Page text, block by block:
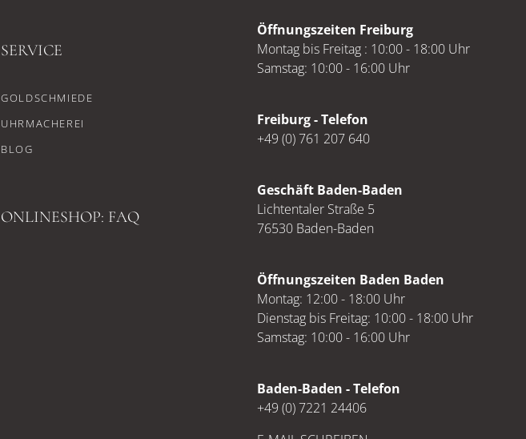
SERVICE
GOLDSCHMIEDE
UHRMACHEREI
BLOG
ONLINESHOP: FAQ
Öffnungszeiten Freiburg
Montag bis Freitag : 10:00 - 18:00 Uhr
Samstag: 10:00 - 16:00 Uhr
Freiburg - Telefon
+49 (0) 761 207 640
Geschäft Baden-Baden
Lichtentaler Straße 5
76530 Baden-Baden
Öffnungszeiten Baden Baden
Montag: 12:00 - 18:00 Uhr
Dienstag bis Freitag: 10:00 - 18:00 Uhr
Samstag: 10:00 - 16:00 Uhr
Baden-Baden - Telefon
+49 (0) 7221 24406